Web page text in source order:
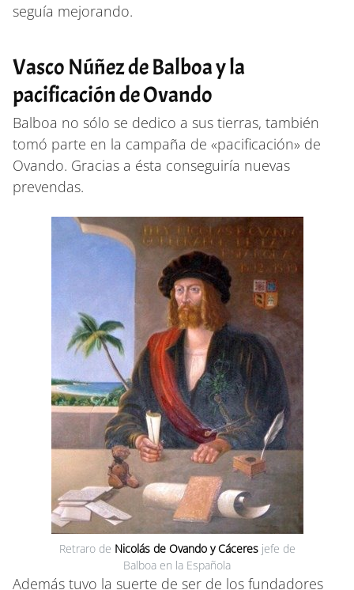
seguía mejorando.
Vasco Núñez de Balboa y la
pacificación de Ovando
Balboa no sólo se dedico a sus tierras, también
tomó parte en la campaña de «pacificación» de
Ovando. Gracias a ésta conseguiría nuevas
prevendas.
Retraro de Nicolás de Ovando y Cáceresjefe de
Balboa en la Española
Además tuvo la suerte de ser de los fundadores